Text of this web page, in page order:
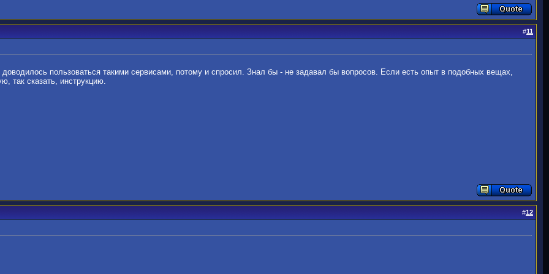
#11
пользоваться такими сервисами, потому и спросил. Знал бы - не задавал бы вопросов. Если есть опыт в подобных вещах,
так сказать, инструкцию.
#12